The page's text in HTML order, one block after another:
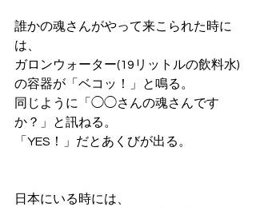
誰かの魂さんがやって来こられた時に
は、
ガロンウォーター(19リットルの飲料水)
の容器が「ベコッ！」と鳴る。
同じように「◯◯さんの魂さんです
か？」と訊ねる。
「YES！」だとあくびが出る。
日本にいる時には、